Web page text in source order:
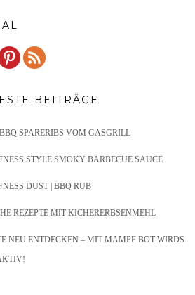
BEITRÄGE
SPARERIBS VOM GASGRILL
STYLE SMOKY BARBECUE SAUCE
DUST | BBQ RUB
REZEPTE MIT KICHERERBSENMEHL
NEU ENTDECKEN – MIT MAMPF BOT WIRDS